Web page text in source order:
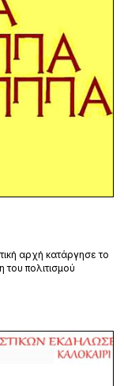
αρχή κατάργησε το
πολιτισμού